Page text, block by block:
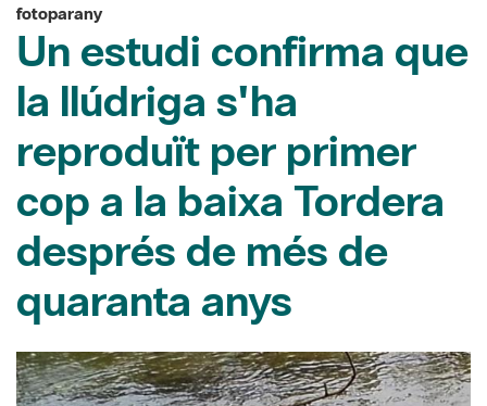
fotoparany
Un estudi confirma que
la llúdriga s'ha
reproduït per primer
cop a la baixa Tordera
després de més de
quaranta anys